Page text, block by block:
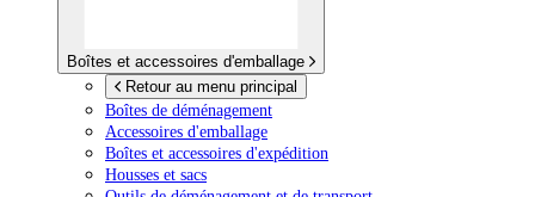
Boîtes et accessoires d'emballage
Retour au menu principal
Boîtes de déménagement
Accessoires d'emballage
Boîtes et accessoires d'expédition
Housses et sacs